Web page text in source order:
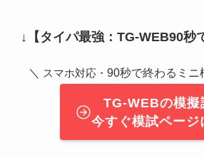
↓ 【タイパ最強：TG-WEB90秒
＼ スマホ対応・ 90秒で終わるミニ
TG-WEBの模擬
今すぐ模試ページ